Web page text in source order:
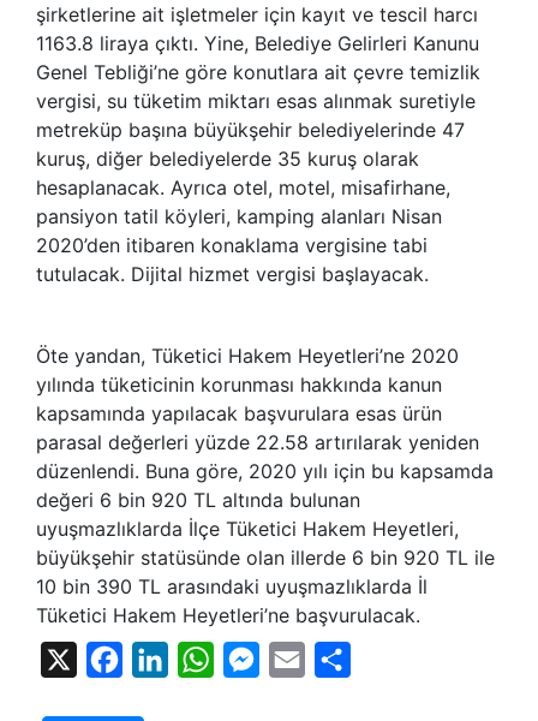
şirketlerine ait işletmeler için kayıt ve tescil harcı
1163.8 liraya çıktı. Yine, Belediye Gelirleri Kanunu
Genel Tebliği’ne göre konutlara ait çevre temizlik
vergisi, su tüketim miktarı esas alınmak suretiyle
metreküp başına büyükşehir belediyelerinde 47
kuruş, diğer belediyelerde 35 kuruş olarak
hesaplanacak. Ayrıca otel, motel, misafirhane,
pansiyon tatil köyleri, kamping alanları Nisan
2020’den itibaren konaklama vergisine tabi
tutulacak. Dijital hizmet vergisi başlayacak.
Öte yandan, Tüketici Hakem Heyetleri’ne 2020
yılında tüketicinin korunması hakkında kanun
kapsamında yapılacak başvurulara esas ürün
parasal değerleri yüzde 22.58 artırılarak yeniden
düzenlendi. Buna göre, 2020 yılı için bu kapsamda
değeri 6 bin 920 TL altında bulunan
uyuşmazlıklarda İlçe Tüketici Hakem Heyetleri,
büyükşehir statüsünde olan illerde 6 bin 920 TL ile
10 bin 390 TL arasındaki uyuşmazlıklarda İl
Tüketici Hakem Heyetleri’ne başvurulacak.
FacebookLinkedInWhatsAppMessenger
Email